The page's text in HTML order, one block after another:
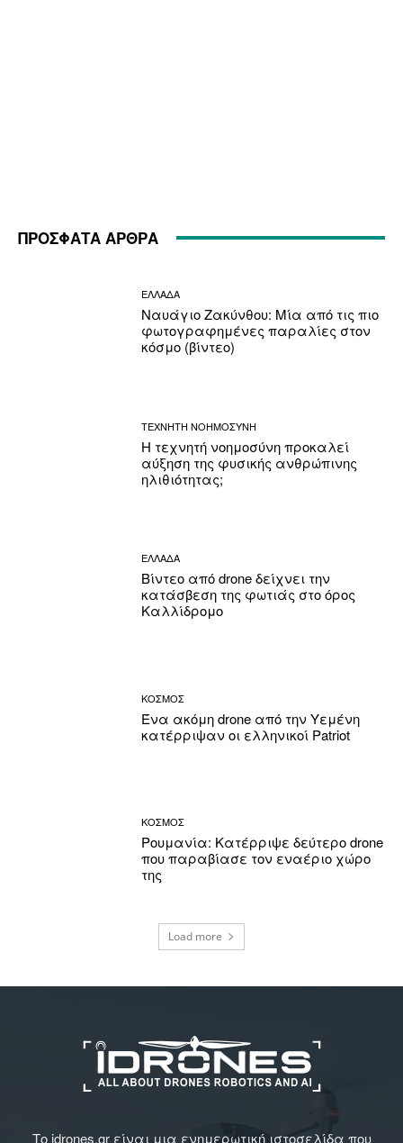
ΠΡΟΣΦΑΤΑ ΑΡΘΡΑ
ΕΛΛΑΔΑ
Ναυάγιο Ζακύνθου: Μία από τις πιο
φωτογραφημένες παραλίες στον
κόσμο (βίντεο)
ΤΕΧΝΗΤΗ ΝΟΗΜΟΣΥΝΗ
Η τεχνητή νοημοσύνη προκαλεί
αύξηση της φυσικής ανθρώπινης
ηλιθιότητας;
ΕΛΛΑΔΑ
Βίντεο από drone δείχνει την
κατάσβεση της φωτιάς στο όρος
Καλλίδρομο
ΚΟΣΜΟΣ
Ένα ακόμη drone από την Υεμένη
κατέρριψαν οι ελληνικοί Patriot
ΚΟΣΜΟΣ
Ρουμανία: Κατέρριψε δεύτερο drone
που παραβίασε τον εναέριο χώρο
της
Load more
Το idrones.gr είναι μια ενημερωτική ιστοσελίδα που